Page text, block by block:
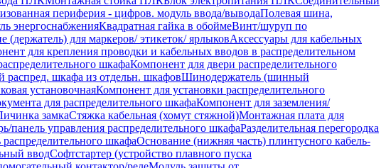
периферия - цифров. модуль ввода/выводаПолевая шина,
энергоснабженияКвадратная гайка в обоймеВинт/шуруп по
(держатель) для маркеров/ этикеток/ ярлыковАксессуары для кабельных
для крепления проводки и кабельных вводов в распределительном
шкафаКомпонент для двери распределительного
распред. шкафа из отдельн. шкафовШинодержатель (шинный
установочнаяКомпонент для установки распределительного
для распределительного шкафаКомпонент для заземления/
замкаСтяжка кабельная (хомут стяжной)Монтажная плата для
панель управления распределительного шкафаРазделительная перегородка
шкафаОснование (нижняя часть) плинтусного кабель-
вводСофтстартер (устройство плавного пуска